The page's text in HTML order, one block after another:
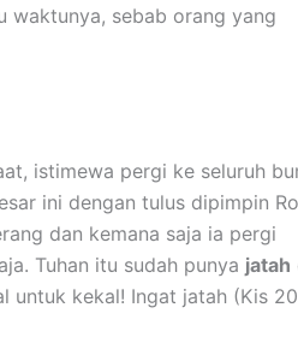
waktunya, sebab orang yang
istimewa pergi ke seluruh
ini dengan tulus dipimpin
dan kemana saja ia pergi
Tuhan itu sudah punya jatah
untuk kekal! Ingat jatah (Kis